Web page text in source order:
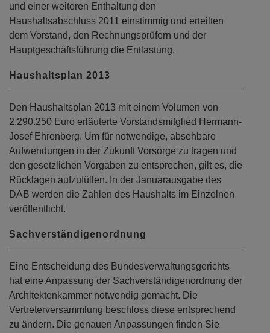
und einer weiteren Enthaltung den
Haushaltsabschluss 2011 einstimmig und erteilten
dem Vorstand, den Rechnungsprüfern und der
Hauptgeschäftsführung die Entlastung.
Haushaltsplan 2013
Den Haushaltsplan 2013 mit einem Volumen von
2.290.250 Euro erläuterte Vorstandsmitglied Hermann-
Josef Ehrenberg. Um für notwendige, absehbare
Aufwendungen in der Zukunft Vorsorge zu tragen und
den gesetzlichen Vorgaben zu entsprechen, gilt es, die
Rücklagen aufzufüllen. In der Januarausgabe des
DAB werden die Zahlen des Haushalts im Einzelnen
veröffentlicht.
Sachverständigenordnung
Eine Entscheidung des Bundesverwaltungsgerichts
hat eine Anpassung der Sachverständigenordnung der
Architektenkammer notwendig gemacht. Die
Vertreterversammlung beschloss diese entsprechend
zu ändern. Die genauen Anpassungen finden Sie